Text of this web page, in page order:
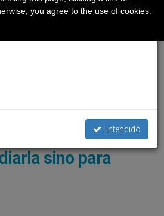
En Santa Marta -- Osservatore Romano
Marta: "La Ley no
sino para
Entendido
you agree to the use of cookies.